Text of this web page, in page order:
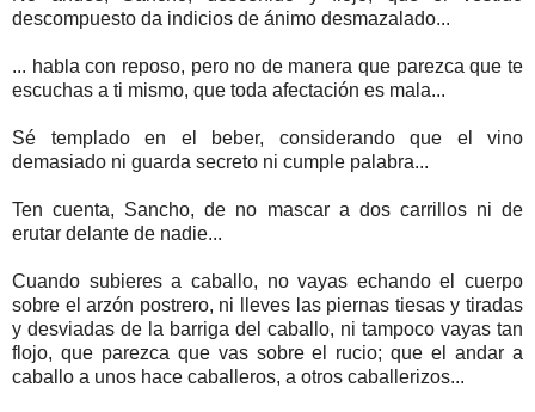
descompuesto da indicios de ánimo desmazalado...
... habla con reposo, pero no de manera que parezca que te
escuchas a ti mismo, que toda afectación es mala...
Sé templado en el beber, considerando que el vino
demasiado ni guarda secreto ni cumple palabra...
Ten cuenta, Sancho, de no mascar a dos carrillos ni de
erutar delante de nadie...
Cuando subieres a caballo, no vayas echando el cuerpo
sobre el arzón postrero, ni lleves las piernas tiesas y tiradas
y desviadas de la barriga del caballo, ni tampoco vayas tan
flojo, que parezca que vas sobre el rucio; que el andar a
caballo a unos hace caballeros, a otros caballerizos...